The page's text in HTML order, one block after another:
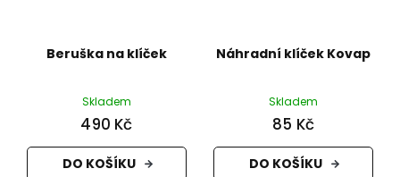
Beruška na klíček
Skladem
490 Kč
DO KOŠÍKU
Náhradní klíček Kovap
Skladem
85 Kč
DO KOŠÍKU